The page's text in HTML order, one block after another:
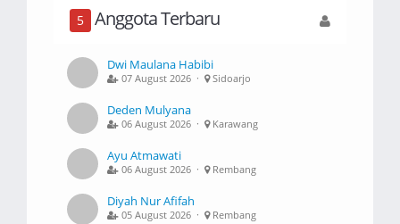
5 Anggota Terbaru
Dwi Maulana Habibi
07 August 2026 · Sidoarjo
Deden Mulyana
06 August 2026 · Karawang
Ayu Atmawati
06 August 2026 · Rembang
Diyah Nur Afifah
05 August 2026 · Rembang